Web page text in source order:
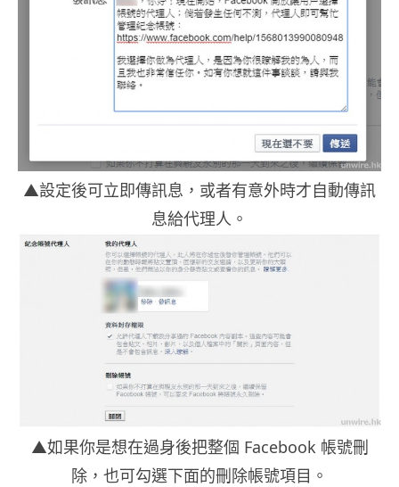
▲設定後可立即傳訊息，或者有意外時才自動傳訊
息給代理人。
▲如果你是想在過身後把整個 Facebook 帳號刪
除，也可勾選下面的刪除帳號項目。